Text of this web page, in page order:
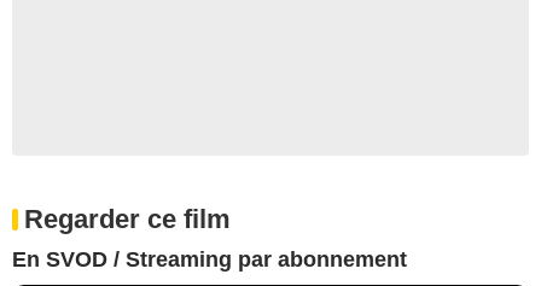
Regarder ce film
En SVOD / Streaming par abonnement